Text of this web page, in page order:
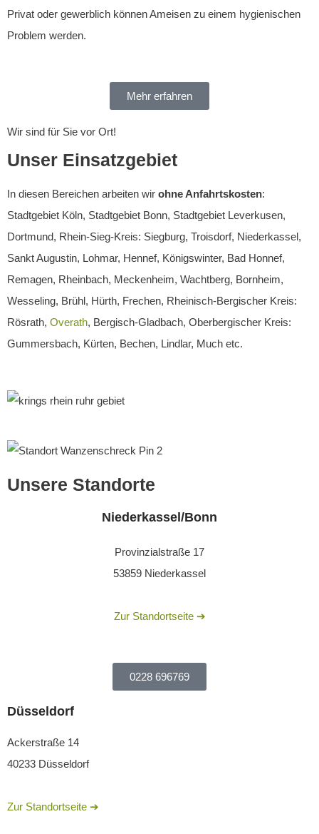
Privat oder gewerblich können Ameisen zu einem hygienischen
Problem werden.
Mehr erfahren
Wir sind für Sie vor Ort!
Unser Einsatzgebiet
In diesen Bereichen arbeiten wir ohne Anfahrtskosten:
Stadtgebiet Köln, Stadtgebiet Bonn, Stadtgebiet Leverkusen,
Dortmund, Rhein-Sieg-Kreis: Siegburg, Troisdorf, Niederkassel,
Sankt Augustin, Lohmar, Hennef, Königswinter, Bad Honnef,
Remagen, Rheinbach, Meckenheim, Wachtberg, Bornheim,
Wesseling, Brühl, Hürth, Frechen, Rheinisch-Bergischer Kreis:
Rösrath, Overath, Bergisch-Gladbach, Oberbergischer Kreis:
Gummersbach, Kürten, Bechen, Lindlar, Much etc.
Unsere Standorte
Niederkassel/Bonn
Provinzialstraße 17
53859 Niederkassel
Zur Standortseite ➔
0228 696769
Düsseldorf
Ackerstraße 14
40233 Düsseldorf
Zur Standortseite ➔